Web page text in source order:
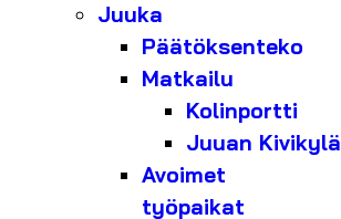
Juuka
Päätöksenteko
Matkailu
Kolinportti
Juuan Kivikylä
Avoimet
työpaikat